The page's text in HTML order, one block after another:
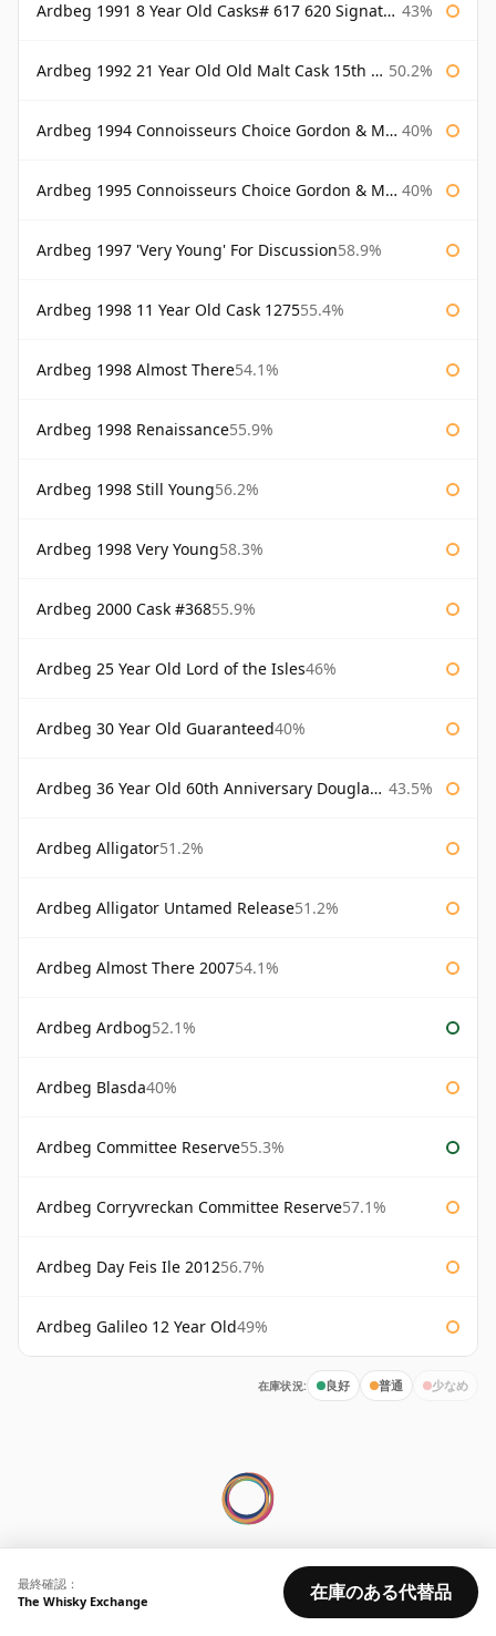
Ardbeg 1991 8 Year Old Casks# 617 620 Signatory 43%
Ardbeg 1992 21 Year Old Old Malt Cask 15th Anniversary Hunter Laing 50.2%
Ardbeg 1994 Connoisseurs Choice Gordon & Macphail 40%
Ardbeg 1995 Connoisseurs Choice Gordon & Macphail 40%
Ardbeg 1997 'Very Young' For Discussion58.9%
Ardbeg 1998 11 Year Old Cask 127555.4%
Ardbeg 1998 Almost There54.1%
Ardbeg 1998 Renaissance55.9%
Ardbeg 1998 Still Young56.2%
Ardbeg 1998 Very Young58.3%
Ardbeg 2000 Cask #36855.9%
Ardbeg 25 Year Old Lord of the Isles46%
Ardbeg 30 Year Old Guaranteed40%
Ardbeg 36 Year Old 60th Anniversary Douglas Laing 43.5%
Ardbeg Alligator51.2%
Ardbeg Alligator Untamed Release51.2%
Ardbeg Almost There 200754.1%
Ardbeg Ardbog52.1%
Ardbeg Blasda40%
Ardbeg Committee Reserve55.3%
Ardbeg Corryvreckan Committee Reserve57.1%
Ardbeg Day Feis Ile 201256.7%
Ardbeg Galileo 12 Year Old49%
在庫状況: 良好 普通 少なめ
最終確認：
The Whisky Exchange
在庫のある代替品
© 2026 Whisky Marketplace Ltd.
128 City Road, London, EC1V 2NX, UK ·会社番号 17204643
VAT 519 9116 71